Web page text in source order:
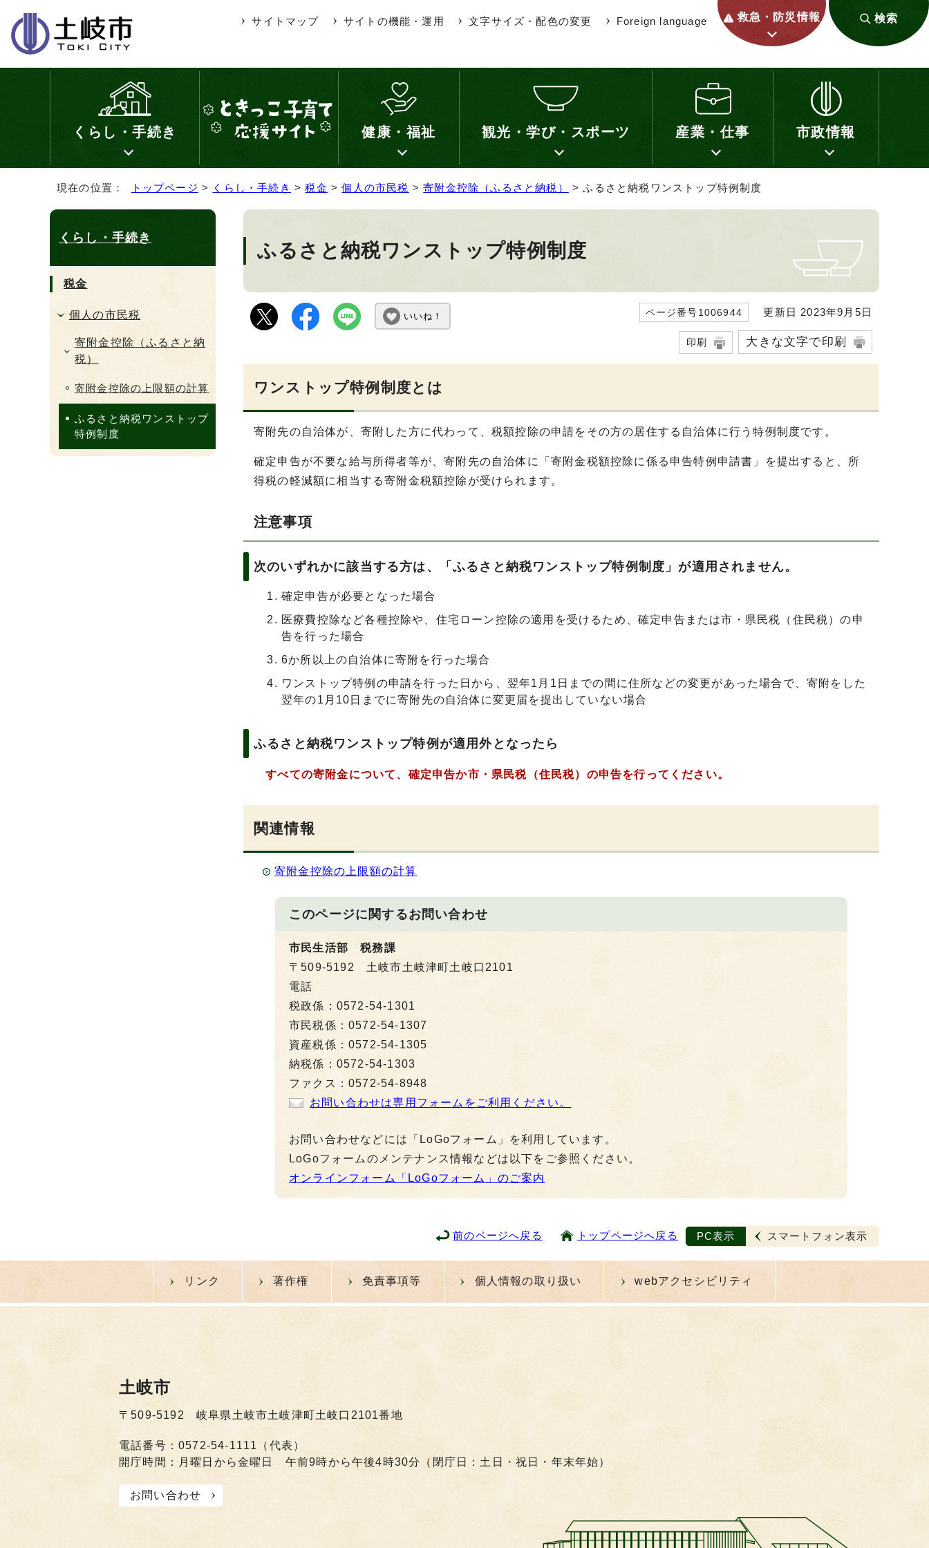
サイトマップ サイトの機能・運用 文字サイズ・配色の変更 Foreign language 救急・防災情報 検索
くらし・手続き 健康・福祉 観光・学び・スポーツ 産業・仕事 市政情報
現在の位置： トップページ > くらし・手続き >税金 >個人の市民税 >寄附金控除（ふるさと納税） > ふるさと納税ワンストップ特例制度
ふるさと納税ワンストップ特例制度
いいね！ ページ番号1006944 更新日 2023年9月5日
印刷 大きな文字で印刷
ワンストップ特例制度とは
寄附先の自治体が、寄附した方に代わって、税額控除の申請をその方の居住する自治体に行う特例制度です。
確定申告が不要な給与所得者等が、寄附先の自治体に「寄附金税額控除に係る申告特例申請書」を提出すると、所
得税の軽減額に相当する寄附金税額控除が受けられます。
注意事項
次のいずれかに該当する方は、「ふるさと納税ワンストップ特例制度」が適用されません。
確定申告が必要となった場合
医療費控除など各種控除や、住宅ローン控除の適用を受けるため、確定申告または市・県民税（住民税）の申
告を行った場合
6か所以上の自治体に寄附を行った場合
ワンストップ特例の申請を行った日から、翌年1月1日までの間に住所などの変更があった場合で、寄附をした
翌年の1月10日までに寄附先の自治体に変更届を提出していない場合
ふるさと納税ワンストップ特例が適用外となったら
すべての寄附金について、確定申告か市・県民税（住民税）の申告を行ってください。
関連情報
寄附金控除の上限額の計算
このページに関するお問い合わせ
市民生活部 税務課
〒509-5192 土岐市土岐津町土岐口2101
電話
税政係：0572-54-1301
市民税係：0572-54-1307
資産税係：0572-54-1305
納税係：0572-54-1303
ファクス：0572-54-8948
お問い合わせは専用フォームをご利用ください。
お問い合わせなどには「LoGoフォーム」を利用しています。
LoGoフォームのメンテナンス情報などは以下をご参照ください。
オンラインフォーム「LoGoフォーム」のご案内
くらし・手続き
税金
個人の市民税
寄附金控除（ふるさと納
税）
寄附金控除の上限額の計算
ふるさと納税ワンストップ
特例制度
前のページへ戻る トップページへ戻る PC表示 スマートフォン表示
リンク 著作権 免責事項等 個人情報の取り扱い webアクセシビリティ
土岐市
〒509-5192 岐阜県土岐市土岐津町土岐口2101番地
電話番号：0572-54-1111（代表）
開庁時間：月曜日から金曜日 午前9時から午後4時30分（閉庁日：土日・祝日・年末年始）
お問い合わせ